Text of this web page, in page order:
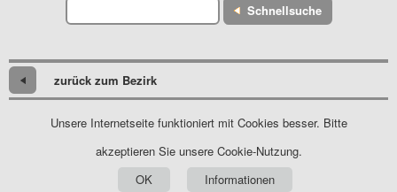
Schnellsuche
zurück zum Bezirk
Unsere Internetseite funktioniert mit Cookies besser. Bitte
akzeptieren Sie unsere Cookie-Nutzung.
OK
Informationen